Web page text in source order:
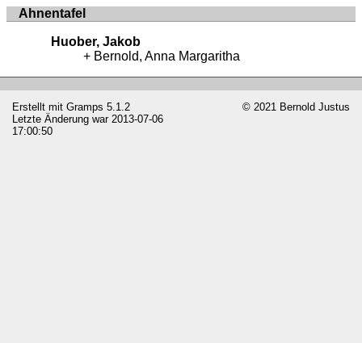
Ahnentafel
Huober, Jakob
Bernold, Anna Margaritha
Erstellt mit Gramps 5.1.2
Letzte Änderung war 2013-07-06
17:00:50
© 2021 Bernold Justus